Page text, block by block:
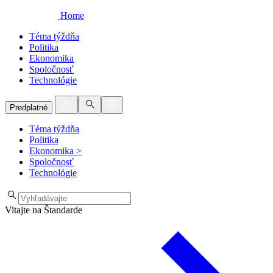
Home
Téma týždňa
Politika
Ekonomika
Spoločnosť
Technológie
Predplatné
Téma týždňa
Politika
Ekonomika >
Spoločnosť
Technológie
Vitajte na Štandarde